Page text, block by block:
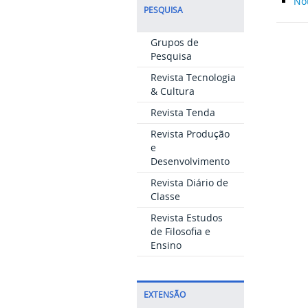
PESQUISA
Grupos de
Pesquisa
Revista Tecnologia
& Cultura
Revista Tenda
Revista Produção
e
Desenvolvimento
Revista Diário de
Classe
Revista Estudos
de Filosofia e
Ensino
EXTENSÃO